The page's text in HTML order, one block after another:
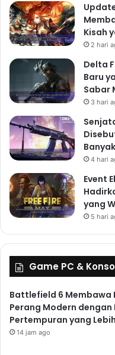
Kisah
2 hari
Delta
Baru
Sabar
3 hari
4 hari
Event
yang
5 hari
Game PC &
Battlefield 6 Membawa
Perang Modern dengan
Pertempuran yang
14 jam ago